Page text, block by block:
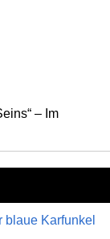
– Im
blaue Karfunkel